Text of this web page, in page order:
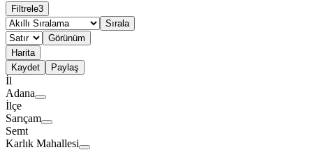
Filtrele3
Sırala
Görünüm
Harita
Kaydet
Paylaş
İl
Adana
İlçe
Sarıçam
Semt
Karlık Mahallesi